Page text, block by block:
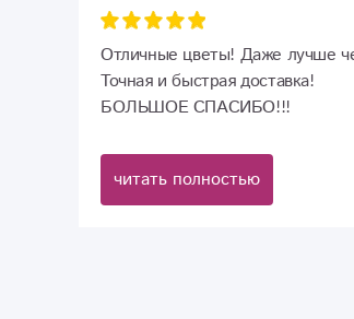
Отличные цветы! Даже лучше
Точная и быстрая доставка!
БОЛЬШОЕ СПАСИБО!!!
читать полностью